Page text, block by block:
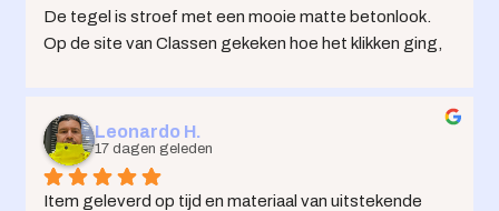
De tegel is stroef met een mooie matte betonlook.
Op de site van Classen gekeken hoe het klikken ging,
soepel. Klantenservice heel vriendelijk. Ben echt heel
blij!!
Leonardo H.
17 dagen geleden
Item geleverd op tijd en materiaal van uitstekende